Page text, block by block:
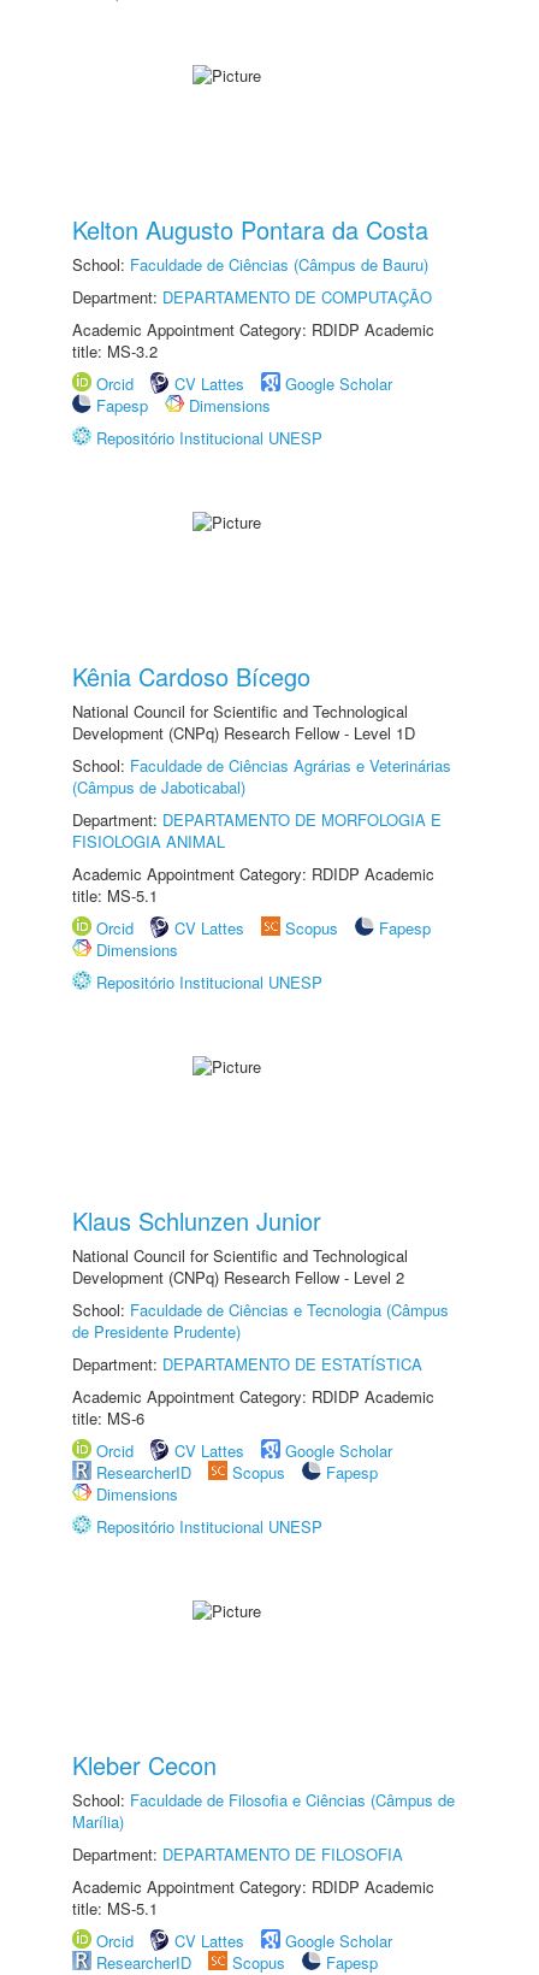
Kelton Augusto Pontara da Costa
School: Faculdade de Ciências (Câmpus de Bauru)
Department: DEPARTAMENTO DE COMPUTAÇÃO
Academic Appointment Category: RDIDP Academic
title: MS-3.2
Orcid
CV Lattes
Google Scholar
Fapesp
Dimensions
Repositório Institucional UNESP
Kênia Cardoso Bícego
National Council for Scientific and Technological
Development (CNPq) Research Fellow - Level 1D
School: Faculdade de Ciências Agrárias e Veterinárias
(Câmpus de Jaboticabal)
Department: DEPARTAMENTO DE MORFOLOGIA E
FISIOLOGIA ANIMAL
Academic Appointment Category: RDIDP Academic
title: MS-5.1
Orcid
CV Lattes Scopus
Fapesp
Dimensions
Repositório Institucional UNESP
Klaus Schlunzen Junior
National Council for Scientific and Technological
Development (CNPq) Research Fellow - Level 2
School: Faculdade de Ciências e Tecnologia (Câmpus
de Presidente Prudente)
Department: DEPARTAMENTO DE ESTATÍSTICA
Academic Appointment Category: RDIDP Academic
title: MS-6
Orcid
CV Lattes
Google Scholar
ResearcherID
Scopus
Fapesp
Dimensions
Repositório Institucional UNESP
Kleber Cecon
School: Faculdade de Filosofia e Ciências (Câmpus de
Marília)
Department: DEPARTAMENTO DE FILOSOFIA
Academic Appointment Category: RDIDP Academic
title: MS-5.1
Orcid
CV Lattes
Google Scholar
ResearcherID
Scopus
Fapesp